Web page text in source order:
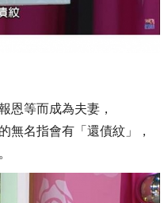
恩等而成為夫妻，
無名指會有「還債紋」，